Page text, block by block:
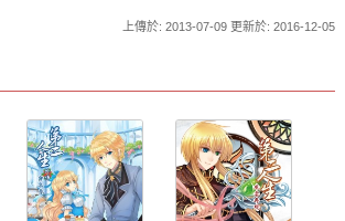
上傳於: 2013-07-09 更新於: 2016-12-05